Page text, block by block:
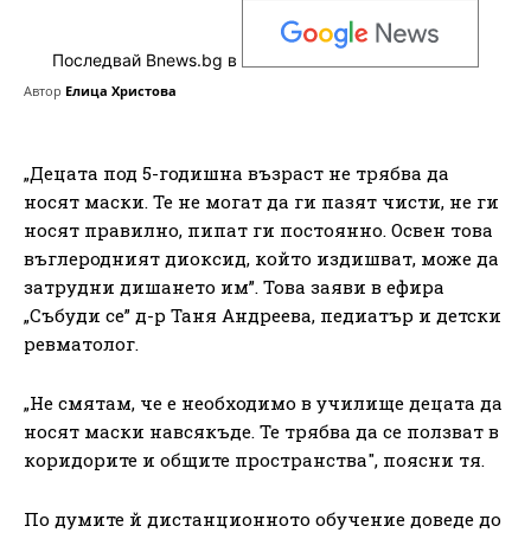
Последвай Bnews.bg в
Автор Елица Христова
„Децата под 5-годишна възраст не трябва да
носят маски. Те не могат да ги пазят чисти, не ги
носят правилно, пипат ги постоянно. Освен това
въглеродният диоксид, който издишват, може да
затрудни дишането им”. Това заяви в ефира
„Събуди се” д-р Таня Андреева, педиатър и детски
ревматолог.
„Не смятам, че е необходимо в училище децата да
носят маски навсякъде. Те трябва да се ползват в
коридорите и общите пространства", поясни тя.
По думите й дистанционното обучение доведе до